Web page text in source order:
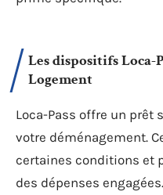
Les dispositifs Loca-
Logement
Loca-Pass offre un prêt
votre déménagement.
certaines conditions et
des dépenses engagées.